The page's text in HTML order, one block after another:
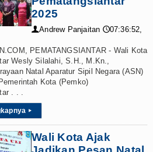
Nias Utara dari Hulu ke
Jurnalis Surati SMPN 1
Seksual Bukan Karena
Anfield Minggu 9 Agustus
di Seoul Minggu 9
Kinerja Kadis
2025
👤Andrew Panjaitan 🕔07:36:52,
PEMATANGSIANTAR - Wali Kota
Wesly Silalahi, S.H., M.Kn.,
Natal Aparatur Sipil Negara (ASN)
Kota (Pemko)
. . .
▸
Wali Kota Ajak